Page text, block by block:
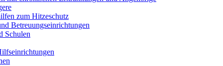
zum Hitzeschutz
Betreuungseinrichtungen
Schulen